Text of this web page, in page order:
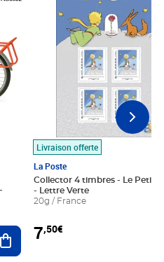
Ajouter au panier
Livraison offerte
La Poste
Collector 4 timbres - Le Petit
- Lettre Verte
20g / France
7,50€